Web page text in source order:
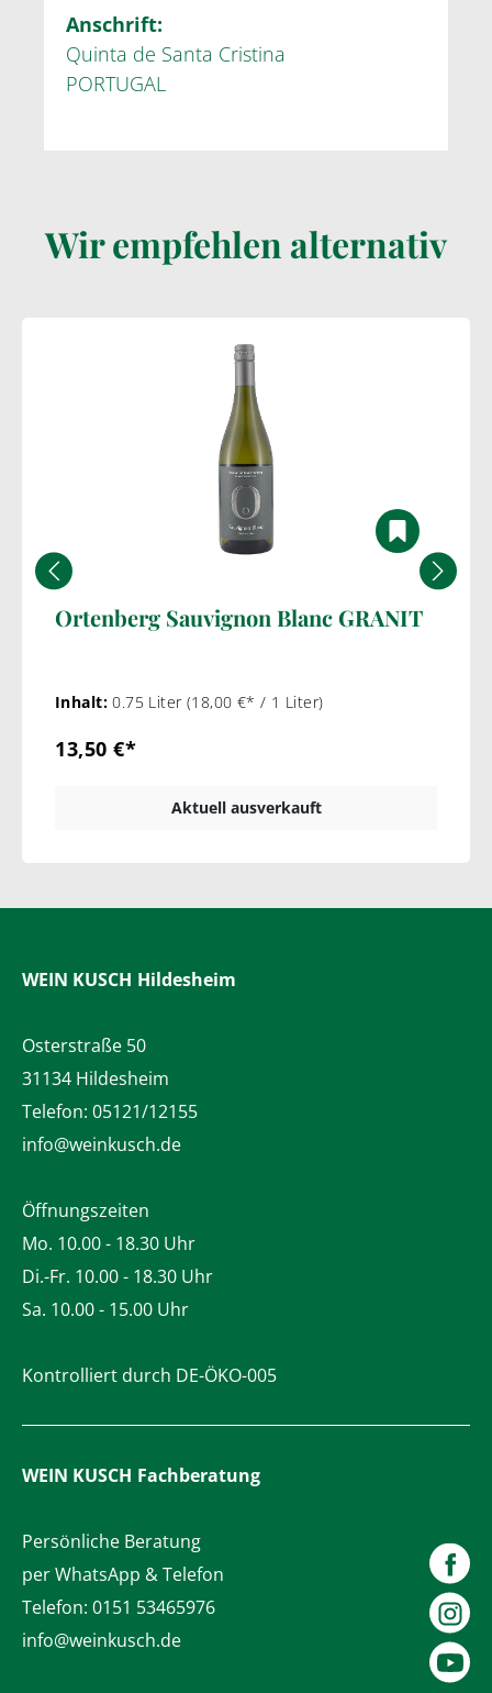
Anschrift:
Quinta de Santa Cristina
PORTUGAL
Wir empfehlen alternativ
Ortenberg Sauvignon Blanc GRANIT
Inhalt:0.75 Liter (18,00 €* / 1 Liter)
13,50 €*
Aktuell ausverkauft
WEIN KUSCH Hildesheim
Osterstraße 50
31134 Hildesheim
Telefon: 05121/12155
info@weinkusch.de
Öffnungszeiten
Mo. 10.00 - 18.30 Uhr
Di.-Fr. 10.00 - 18.30 Uhr
Sa. 10.00 - 15.00 Uhr
Kontrolliert durch DE-ÖKO-005
WEIN KUSCH Fachberatung
Persönliche Beratung
per WhatsApp & Telefon
Telefon: 0151 53465976
info@weinkusch.de